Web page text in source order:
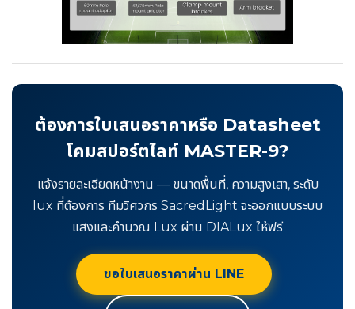
ต้องการใบเสนอราคาหรือ Datasheet
โคมสปอร์ตไลท์ MASTER-9?
แจ้งรายละเอียดหน้างาน — ขนาดพื้นที่, ความสูงเสา, ระดับ
lux ที่ต้องการ ทีมวิศวกร SacredLight จะออกแบบระบบ
แสงและคำนวณ Lux ผ่าน DIALux ให้ฟรี
ขอใบเสนอราคาผ่าน LINE